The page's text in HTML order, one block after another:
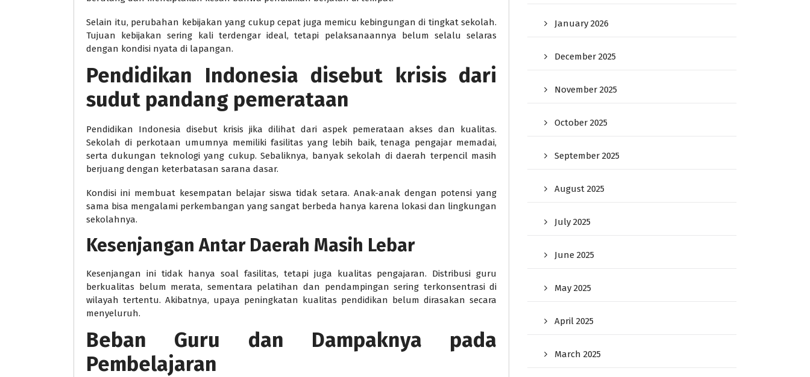
Selain itu, perubahan kebijakan yang cukup cepat juga memicu kebingungan di tingkat sekolah.
Tujuan kebijakan sering kali terdengar ideal, tetapi pelaksanaannya belum selalu selaras
dengan kondisi nyata di lapangan.
Pendidikan Indonesia disebut krisis dari
sudut pandang pemerataan
Pendidikan Indonesia disebut krisis jika dilihat dari aspek pemerataan akses dan kualitas.
Sekolah di perkotaan umumnya memiliki fasilitas yang lebih baik, tenaga pengajar memadai,
serta dukungan teknologi yang cukup. Sebaliknya, banyak sekolah di daerah terpencil masih
berjuang dengan keterbatasan sarana dasar.
Kondisi ini membuat kesempatan belajar siswa tidak setara. Anak-anak dengan potensi yang
sama bisa mengalami perkembangan yang sangat berbeda hanya karena lokasi dan lingkungan
sekolahnya.
Kesenjangan Antar Daerah Masih Lebar
Kesenjangan ini tidak hanya soal fasilitas, tetapi juga kualitas pengajaran. Distribusi guru
berkualitas belum merata, sementara pelatihan dan pendampingan sering terkonsentrasi di
wilayah tertentu. Akibatnya, upaya peningkatan kualitas pendidikan belum dirasakan secara
menyeluruh.
Beban Guru dan Dampaknya pada
Pembelajaran
January 2026
December 2025
November 2025
October 2025
September 2025
August 2025
July 2025
June 2025
May 2025
April 2025
March 2025